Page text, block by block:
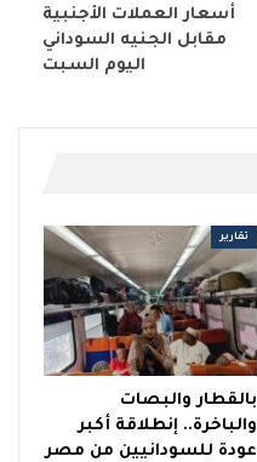
أسعار العملات الأجنبية
مقابل الجنيه السوداني
اليوم السبت
تقارير
بالقطار والبصات
والباخرة.. إنطلاقة أكبر
عودة للسودانيين من مصر